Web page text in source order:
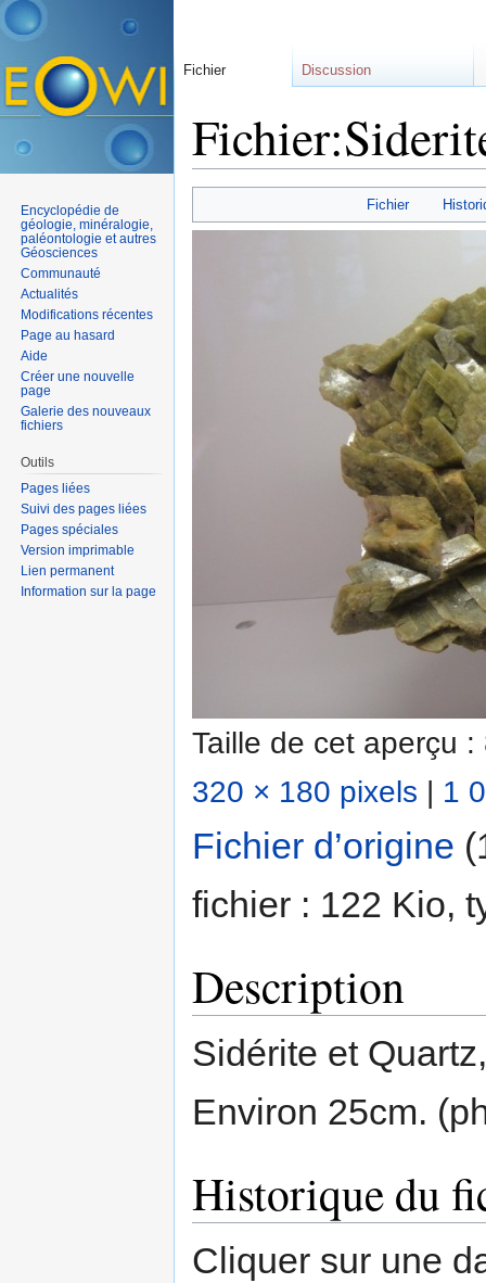
Fichier
Taille de cet aperçu :
320 × 180 pixels | 1
Fichier d’origine
fichier : 122 Kio,
Description
Sidérite et
Environ 25cm.
Historique du
Cliquer sur une
Fichier Discussion
Encyclopédie de
géologie, minéralogie,
paléontologie et autres
Géosciences
Communauté
Actualités
Modifications récentes
Page au hasard
Aide
Créer une nouvelle
page
Galerie des nouveaux
fichiers
Outils
Pages liées
Suivi des pages liées
Pages spéciales
Version imprimable
Lien permanent
Information sur la page